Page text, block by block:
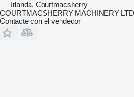
Irlanda, Courtmacsherry
COURTMACSHERRY MACHINERY LTD
Contacte con el vendedor